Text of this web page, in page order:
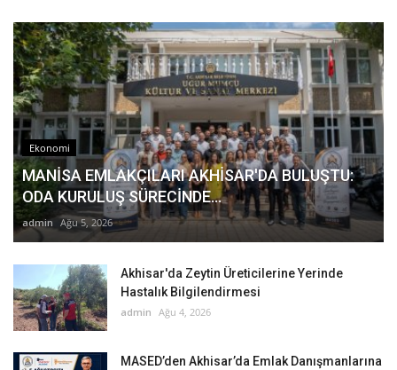
Ekonomi
MANİSA EMLAKÇILARI AKHİSAR'DA BULUŞTU:
ODA KURULUŞ SÜRECİNDE...
admin Ağu 5, 2026
Akhisar'da Zeytin Üreticilerine Yerinde
Hastalık Bilgilendirmesi
admin Ağu 4, 2026
MASED’den Akhisar’da Emlak Danışmanlarına